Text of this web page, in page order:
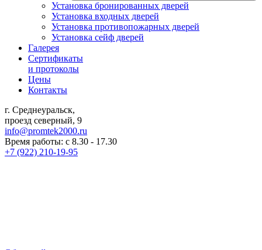
Установка бронированных дверей
Установка входных дверей
Установка противопожарных дверей
Установка сейф дверей
Галерея
Сертификаты
и протоколы
Цены
Контакты
г. Среднеуральск,
проезд северный, 9
info@promtek2000.ru
Время работы: с 8.30 - 17.30
+7 (922) 210-19-95